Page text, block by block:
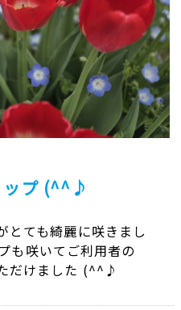
ップ (^^♪
とても綺麗に咲きまし
咲いてご利用者の
ただけました (^^♪